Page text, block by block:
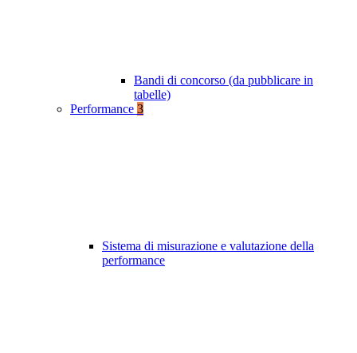
Bandi di concorso (da pubblicare in
tabelle)
Performance 3
Sistema di misurazione e valutazione della
performance